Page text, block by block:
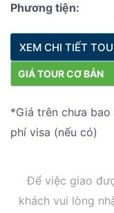
Phương tiện:
XEM CHI TIẾT
GIÁ TOUR CƠ BẢN
*Giá trên chưa
phí visa (nếu có)
Để việc giao
khách vui lòng